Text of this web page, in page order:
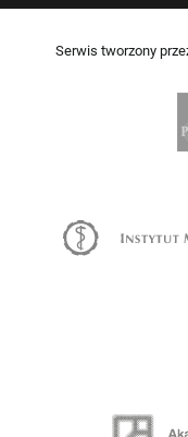
Serwis tworzony